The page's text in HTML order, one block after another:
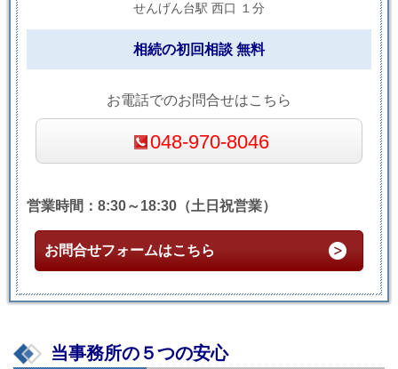
せんげん台駅 西口 １分
相続の初回相談 無料
お電話でのお問合せはこちら
048-970-8046
営業時間：8:30～18:30（土日祝営業）
お問合せフォームはこちら
当事務所の５つの安心